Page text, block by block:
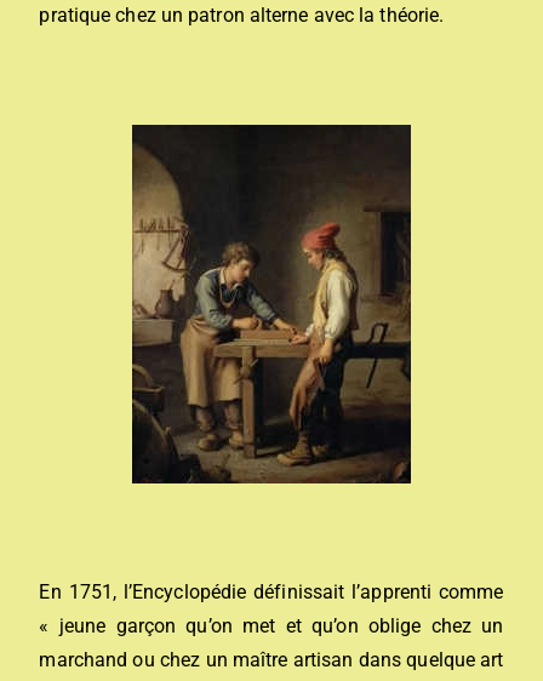
pratique chez un patron alterne avec la théorie.
En 1751, l’Encyclopédie définissait l’apprenti comme
« jeune garçon qu’on met et qu’on oblige chez un
marchand ou chez un maître artisan dans quelque art